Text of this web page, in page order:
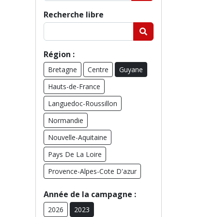
Recherche libre
Région :
Bretagne Centre
Guyane
Hauts-de-France
Languedoc-Roussillon
Normandie
Nouvelle-Aquitaine
Pays De La Loire
Provence-Alpes-Cote D'azur
Année de la campagne :
2026 2023